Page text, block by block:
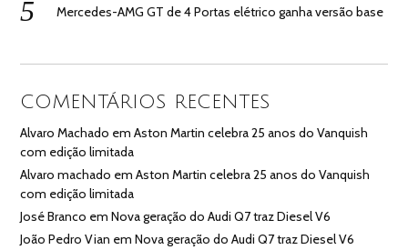
Mercedes-AMG GT de 4 Portas elétrico ganha versão base
COMENTÁRIOS RECENTES
Alvaro Machado emAston Martin celebra 25 anos do Vanquish
com edição limitada
Alvaro machado emAston Martin celebra 25 anos do Vanquish
com edição limitada
José Branco emNova geração do Audi Q7 traz Diesel V6
João Pedro Vian emNova geração do Audi Q7 traz Diesel V6